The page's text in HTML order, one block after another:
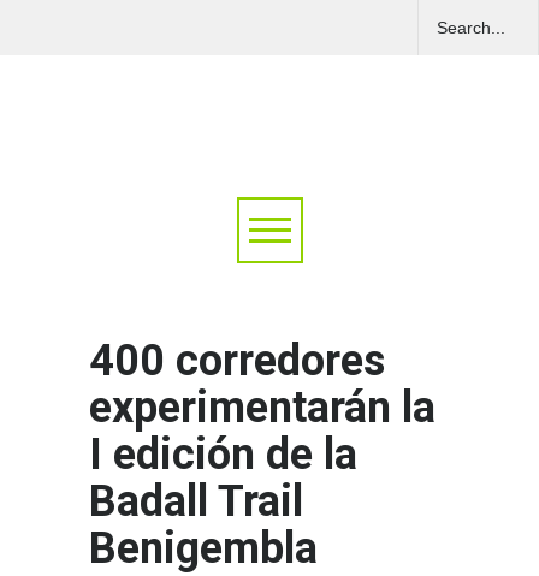
400 corredores
experimentarán la
I edición de la
Badall Trail
Benigembla